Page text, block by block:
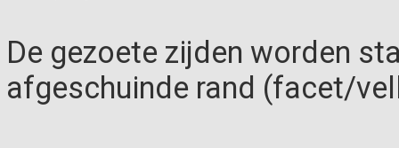
De gezoete zijden worden
afgeschuinde rand (facet/